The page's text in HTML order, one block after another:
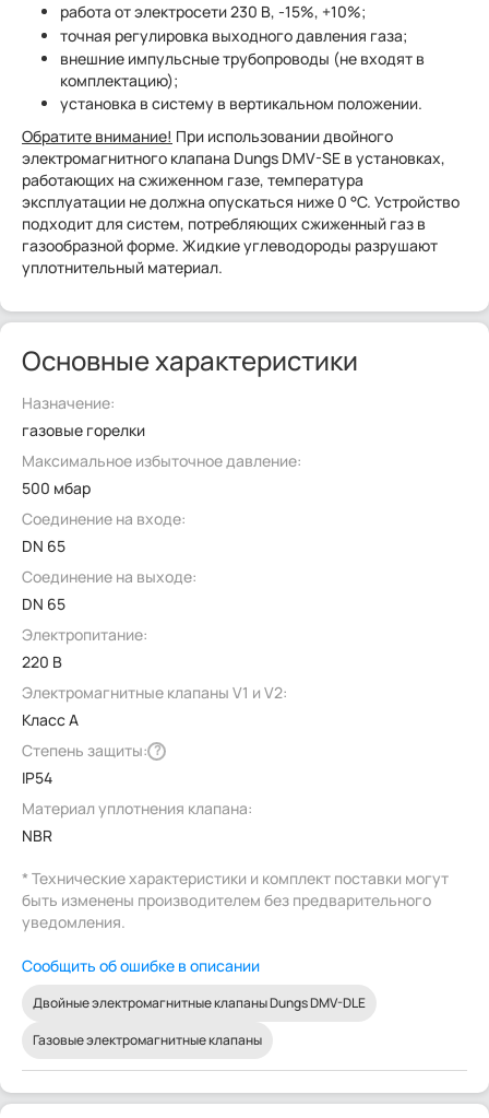
работа от электросети 230 В, -15%, +10%;
точная регулировка выходного давления газа;
внешние импульсные трубопроводы (не входят в
комплектацию);
установка в систему в вертикальном положении.
Обратите внимание! При использовании двойного
электромагнитного клапана Dungs DMV-SE в установках,
работающих на сжиженном газе, температура
эксплуатации не должна опускаться ниже 0 °С. Устройство
подходит для систем, потребляющих сжиженный газ в
газообразной форме. Жидкие углеводороды разрушают
уплотнительный материал.
Основные характеристики
Назначение:
газовые горелки
Максимальное избыточное давление:
500 мбар
Соединение на входе:
DN 65
Соединение на выходе:
DN 65
Электропитание:
220 В
Электромагнитные клапаны V1 и V2:
Класс А
Степень защиты: ?
IP54
Материал уплотнения клапана:
NBR
* Технические характеристики и комплект поставки могут
быть изменены производителем без предварительного
уведомления.
Сообщить об ошибке в описании
Двойные электромагнитные клапаны Dungs DMV-DLE
Газовые электромагнитные клапаны